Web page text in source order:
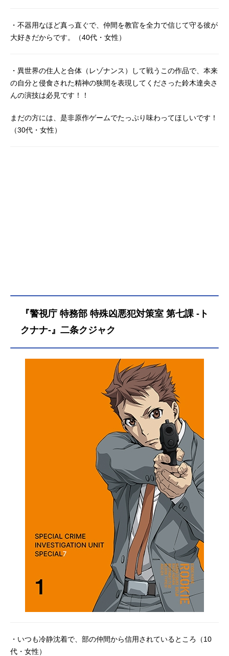
・不器用なほど真っ直ぐで、仲間を教官を全力で信じて守る彼が
大好きだからです。（40代・女性）
・異世界の住人と合体（レゾナンス）して戦うこの作品で、本来
の自分と侵食された精神の狭間を表現してくださった鈴木達央さ
んの演技は必見です！！
まだの方には、是非原作ゲームでたっぷり味わってほしいです！
（30代・女性）
『警視庁 特務部 特殊凶悪犯対策室 第七課 -ト
クナナ-』二条クジャク
・いつも冷静沈着で、部の仲間から信用されているところ（10
代・女性）